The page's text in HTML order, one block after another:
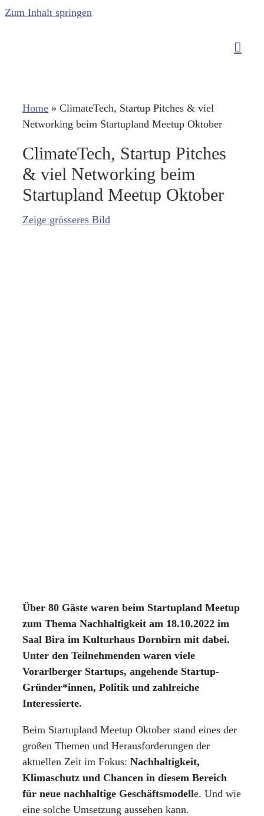
Zum Inhalt springen
Home » ClimateTech, Startup Pitches & viel
Networking beim Startupland Meetup Oktober
ClimateTech, Startup Pitches
& viel Networking beim
Startupland Meetup Oktober
Zeige grösseres Bild
Über 80 Gäste waren beim Startupland Meetup
zum Thema Nachhaltigkeit am 18.10.2022 im
Saal Bira im Kulturhaus Dornbirn mit dabei.
Unter den Teilnehmenden waren viele
Vorarlberger Startups, angehende Startup-
Gründer*innen, Politik und zahlreiche
Interessierte.
Beim Startupland Meetup Oktober stand eines der
großen Themen und Herausforderungen der
aktuellen Zeit im Fokus: Nachhaltigkeit,
Klimaschutz und Chancen in diesem Bereich
für neue nachhaltige Geschäftsmodelle. Und wie
eine solche Umsetzung aussehen kann.